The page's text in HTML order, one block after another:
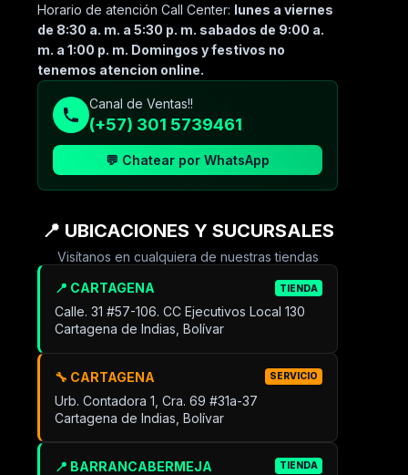
Horario de atención Call Center: lunes a viernes
de 8:30 a. m. a 5:30 p. m. sabados de 9:00 a.
m. a 1:00 p. m. Domingos y festivos no
tenemos atencion online.
Canal de Ventas!!
(+57) 301 5739461
💬 Chatear por WhatsApp
📍 UBICACIONES Y SUCURSALES
Visítanos en cualquiera de nuestras tiendas
📍 CARTAGENA TIENDA
Calle. 31 #57-106. CC Ejecutivos Local 130
Cartagena de Indias, Bolívar
🔧 CARTAGENA SERVICIO
Urb. Contadora 1, Cra. 69 #31a-37
Cartagena de Indias, Bolívar
📍 BARRANCABERMEJA TIENDA